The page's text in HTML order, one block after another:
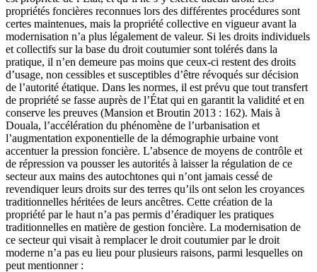
propriétés foncières reconnues lors des différentes procédures sont
certes maintenues, mais la propriété collective en vigueur avant la
modernisation n’a plus légalement de valeur. Si les droits individuels
et collectifs sur la base du droit coutumier sont tolérés dans la
pratique, il n’en demeure pas moins que ceux-ci restent des droits
d’usage, non cessibles et susceptibles d’être révoqués sur décision
de l’autorité étatique. Dans les normes, il est prévu que tout transfert
de propriété se fasse auprès de l’État qui en garantit la validité et en
conserve les preuves (Mansion et Broutin 2013 : 162). Mais à
Douala, l’accélération du phénomène de l’urbanisation et
l’augmentation exponentielle de la démographie urbaine vont
accentuer la pression foncière. L’absence de moyens de contrôle et
de répression va pousser les autorités à laisser la régulation de ce
secteur aux mains des autochtones qui n’ont jamais cessé de
revendiquer leurs droits sur des terres qu’ils ont selon les croyances
traditionnelles héritées de leurs ancêtres. Cette création de la
propriété par le haut n’a pas permis d’éradiquer les pratiques
traditionnelles en matière de gestion foncière. La modernisation de
ce secteur qui visait à remplacer le droit coutumier par le droit
moderne n’a pas eu lieu pour plusieurs raisons, parmi lesquelles on
peut mentionner :